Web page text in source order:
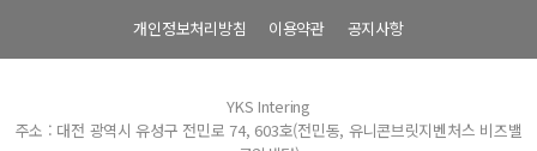
개인정보처리방침 이용약관 공지사항
YKS Intering
주소 : 대전 광역시 유성구 전민로 74, 603호(전민동, 유니콘브릿지벤처스 비즈밸